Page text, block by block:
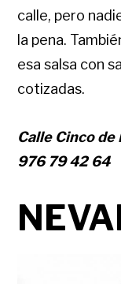
calle, pero
la pena.
esa salsa con
cotizadas.
Calle Cinco de
976 79 42 64